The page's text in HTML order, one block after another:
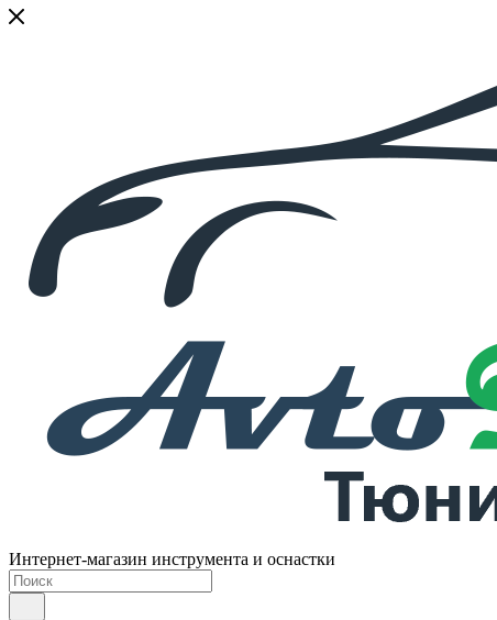
Интернет-магазин инструмента и оснастки